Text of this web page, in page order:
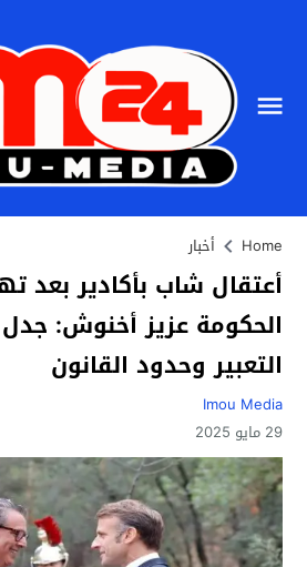
Home أخبار
أعتقال شاب بأكادير بعد
الحكومة عزيز أخنوش:
التعبير وحدود القانون
Imou Media
29 مايو 2025